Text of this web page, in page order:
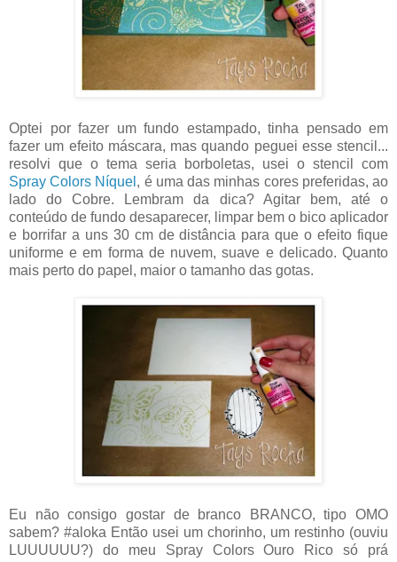
Optei por fazer um fundo estampado, tinha pensado em
fazer um efeito máscara, mas quando peguei esse stencil...
resolvi que o tema seria borboletas, usei o stencil com
Spray Colors Níquel , é uma das minhas cores preferidas, ao
lado do Cobre. Lembram da dica? Agitar bem, até o
conteúdo de fundo desaparecer, limpar bem o bico aplicador
e borrifar a uns 30 cm de distância para que o efeito fique
uniforme e em forma de nuvem, suave e delicado. Quanto
mais perto do papel, maior o tamanho das gotas.
Eu não consigo gostar de branco BRANCO, tipo OMO
sabem? #aloka Então usei um chorinho, um restinho (ouviu
LUUUUUU?) do meu Spray Colors Ouro Rico só prá